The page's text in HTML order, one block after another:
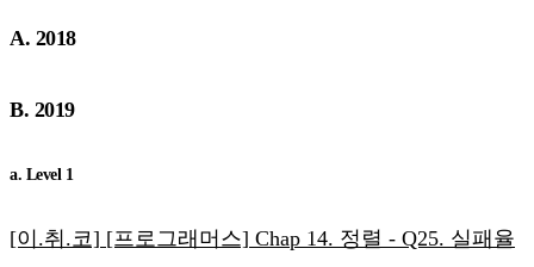
A. 2018
B. 2019
a. Level 1
[이.취.코] [프로그래머스] Chap 14. 정렬 - Q25. 실패율